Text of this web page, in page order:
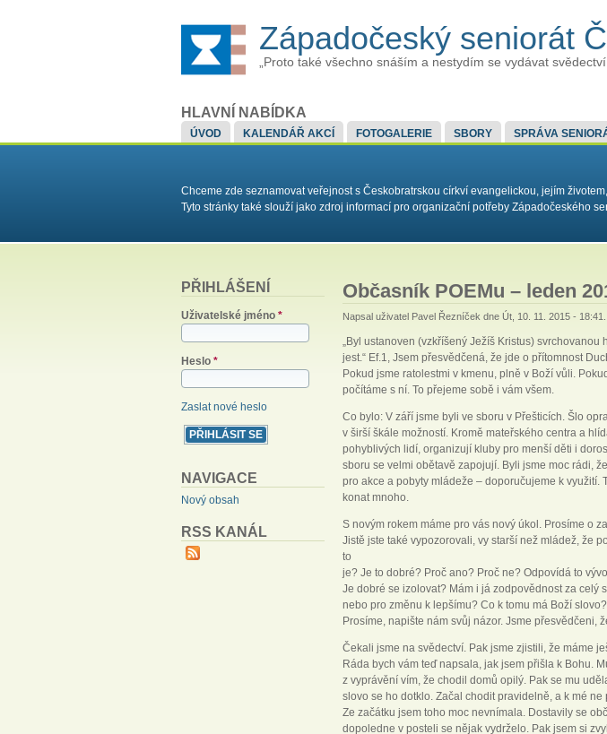
Západočeský seniorát
„Proto také všechno snáším a nestydím se vydávat
HLAVNÍ NABÍDKA
ÚVOD KALENDÁŘ AKCÍ FOTOGALERIE SBORY SPRÁVA
Chceme zde seznamovat veřejnost s Českobratrskou církví evangelickou, jejím
Tyto stránky také slouží jako zdroj informací pro organizační potřeby Západočeského
PŘIHLÁŠENÍ
Uživatelské jméno *
Heslo *
Zaslat nové heslo
NAVIGACE
Nový obsah
RSS KANÁL
Občasník POEMu – leden
Napsal uživatel Pavel Řezníček dne Út, 10. 11. 2015 - 18:41.
„Byl ustanoven (vzkříšený Ježíš Kristus)
jest.“ Ef.1, Jsem přesvědčená, že jde o přítomnost
Pokud jsme ratolestmi v kmenu, plně v Boží vůli.
počítáme s ní. To přejeme sobě i vám všem.
Co bylo: V září jsme byli ve sboru v Přešticích. Šlo
v širší škále možností. Kromě mateřského centra a
pohyblivých lidí, organizují kluby pro menší děti i
sboru se velmi obětavě zapojují. Byli jsme moc rádi,
pro akce a pobyty mládeže – doporučujeme k využití.
konat mnoho.
S novým rokem máme pro vás nový úkol. Prosíme o
Jistě jste také vypozorovali, vy starší než mládež, že
to
je? Je to dobré? Proč ano? Proč ne? Odpovídá to
Je dobré se izolovat? Mám i já zodpovědnost za celý
nebo pro změnu k lepšímu? Co k tomu má Boží slovo?
Prosíme, napište nám svůj názor. Jsme přesvědčeni,
Čekali jsme na svědectví. Pak jsme zjistili, že máme
Ráda bych vám teď napsala, jak jsem přišla k Bohu.
z vyprávění vím, že chodil domů opilý. Pak se mu
slovo se ho dotklo. Začal chodit pravidelně, a k mé
Ze začátku jsem toho moc nevnímala. Dostavily se
dopoledne v posteli se nějak vydrželo. Pak jsem si